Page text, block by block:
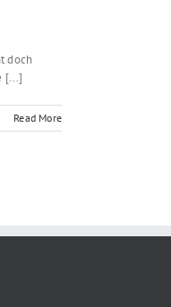
doch
[...]
Read More